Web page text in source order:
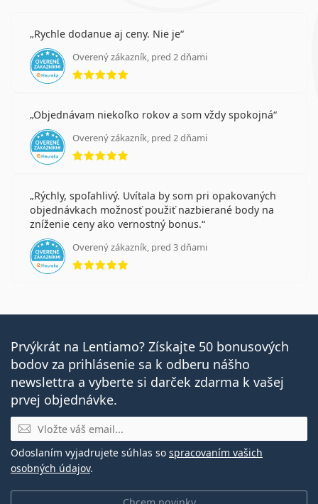
Rychle dodanue aj ceny. Nie je
Overený zákazník, pred 2 dňami
hodnotenie 5 z 5
Objednávam niekoľko rokov a som vždy spokojná
Overený zákazník, pred 2 dňami
hodnotenie 5 z 5
Rýchly, spoľahlivý. Uvítala by som pri opakovaných
objednávkach možnosť použiť nazbierané body na
zníženie ceny ako vernostný bonus.
Overený zákazník, pred 3 dňami
hodnotenie 5 z 5
Prvýkrát na Lentiamo? Získajte 50 bonusových
bodov za prihlásenie sa k odberu nášho
newslettra a vyberte si darček zdarma k vašej
prvej objednávke.
E-mail
Odoslaním vyjadrujete súhlas so spracovaním vašich
osobných údajov.